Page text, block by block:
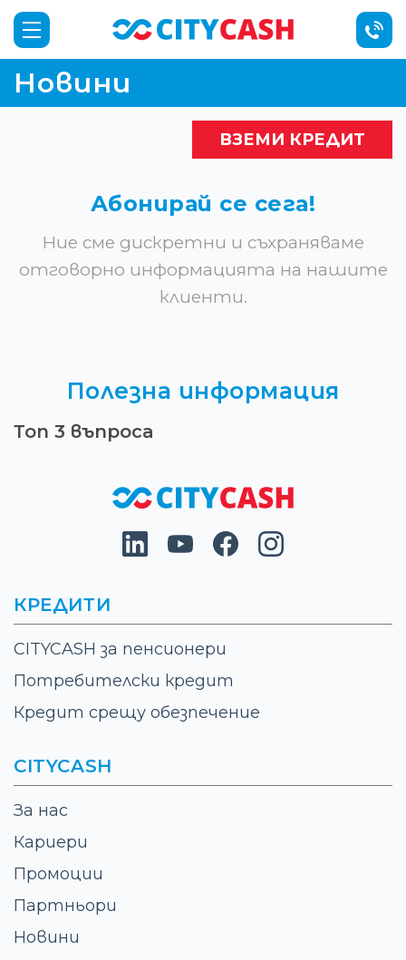
Новини
ВЗЕМИ КРЕДИТ
Абонирай се сега!
Ние сме дискретни и съхраняваме
отговорно информацията на нашите
клиенти.
Полезна информация
Топ 3 въпроса
КРЕДИТИ
CITYCASH за пенсионери
Потребителски кредит
Кредит срещу обезпечение
CITYCASH
За нас
Кариери
Промоции
Партньори
Новини